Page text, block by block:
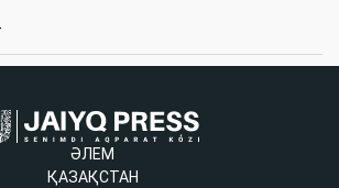
ӘЛЕМ
ҚАЗАҚСТАН